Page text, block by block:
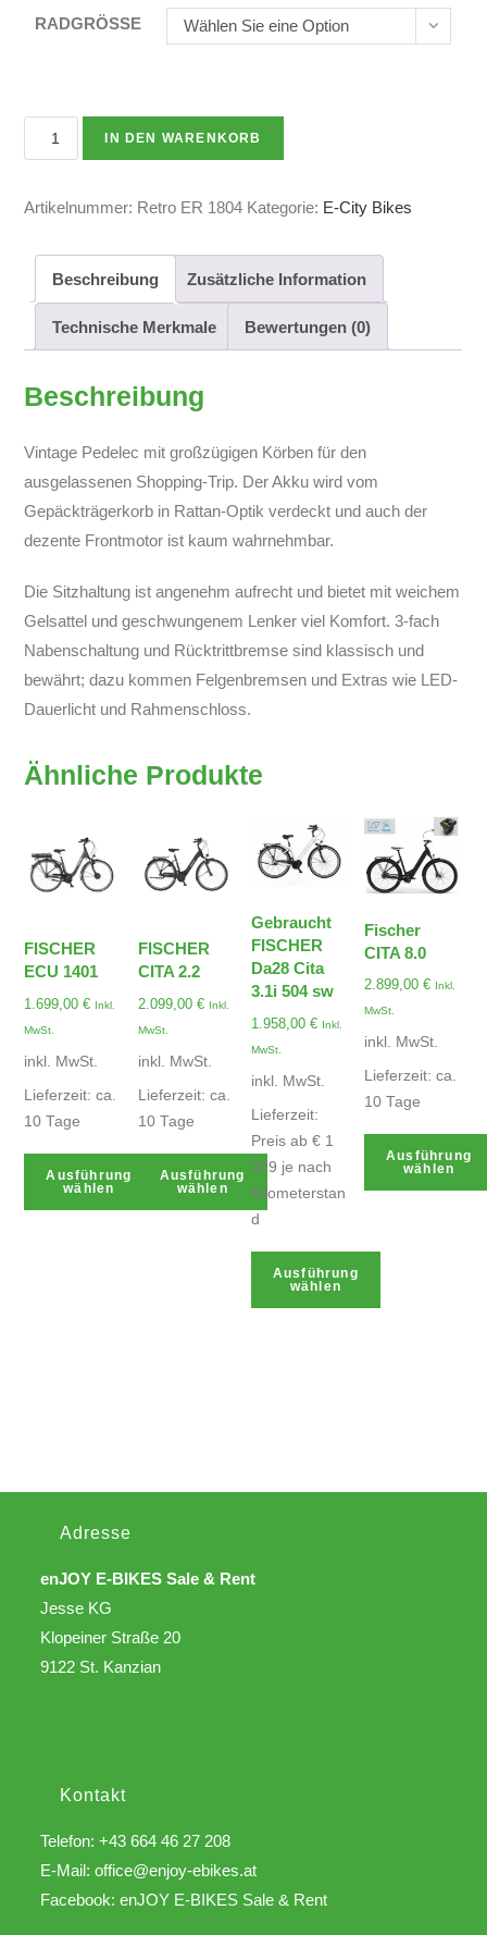
RADGRÖSSE Wählen Sie eine Option
IN DEN WARENKORB
Artikelnummer: Retro ER 1804 Kategorie: E-City Bikes
Beschreibung Zusätzliche Information
Technische Merkmale Bewertungen (0)
Beschreibung
Vintage Pedelec mit großzügigen Körben für den
ausgelassenen Shopping-Trip. Der Akku wird vom
Gepäckträgerkorb in Rattan-Optik verdeckt und auch der
dezente Frontmotor ist kaum wahrnehmbar.
Die Sitzhaltung ist angenehm aufrecht und bietet mit weichem
Gelsattel und geschwungenem Lenker viel Komfort. 3-fach
Nabenschaltung und Rücktrittbremse sind klassisch und
bewährt; dazu kommen Felgenbremsen und Extras wie LED-
Dauerlicht und Rahmenschloss.
Ähnliche Produkte
FISCHER
ECU 1401
1.699,00€ Inkl.
MwSt.
inkl. MwSt.
Lieferzeit:ca.
10 Tage
Ausführung
wählen
FISCHER
CITA 2.2
2.099,00 € Inkl.
MwSt.
inkl. MwSt.
Lieferzeit: ca.
10 Tage
Ausführung
wählen
Gebraucht
FISCHER
Da28 Cita
3.1i 504 sw
1.958,00 € Inkl.
MwSt.
inkl. MwSt.
Lieferzeit:
Preis ab € 1
329 je nach
Kilometerstan
d
Ausführung
wählen
Fischer
CITA 8.0
2.899,00€ Inkl.
MwSt.
inkl. MwSt.
Lieferzeit:ca.
10 Tage
Ausführung
wählen
Adresse
enJOY E-BIKES Sale & Rent
Jesse KG
Klopeiner Straße 20
9122 St. Kanzian
Kontakt
Telefon: +43 664 46 27 208
E-Mail:office@enjoy-ebikes.at
Facebook:enJOY E-BIKES Sale & Rent